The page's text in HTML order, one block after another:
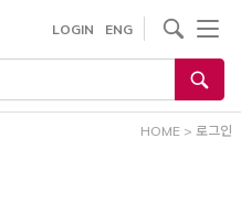
LOGIN ENG
HOME > 로그인